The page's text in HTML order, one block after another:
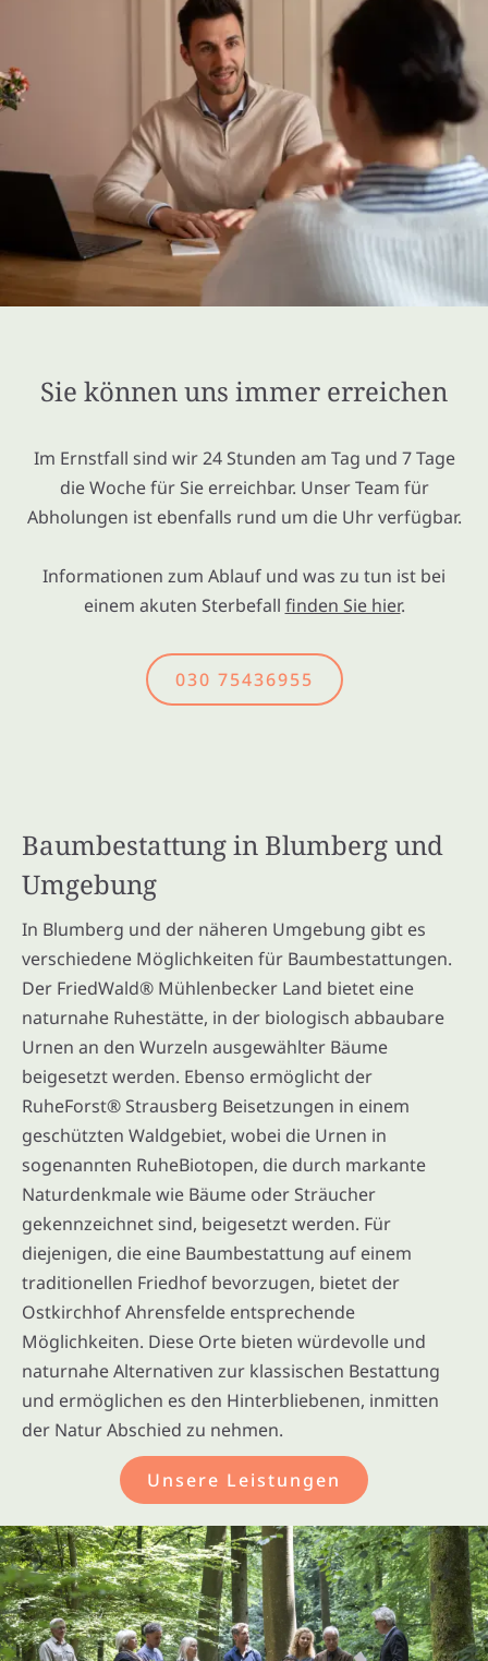
Sie können uns immer erreichen
Im Ernstfall sind wir 24 Stunden am Tag und 7 Tage
die Woche für Sie erreichbar. Unser Team für
Abholungen ist ebenfalls rund um die Uhr verfügbar.
Informationen zum Ablauf und was zu tun ist bei
einem akuten Sterbefall finden Sie hier.
030 75436955
Baumbestattung in Blumberg und
Umgebung
In Blumberg und der näheren Umgebung gibt es
verschiedene Möglichkeiten für Baumbestattungen.
Der FriedWald® Mühlenbecker Land bietet eine
naturnahe Ruhestätte, in der biologisch abbaubare
Urnen an den Wurzeln ausgewählter Bäume
beigesetzt werden. Ebenso ermöglicht der
RuheForst® Strausberg Beisetzungen in einem
geschützten Waldgebiet, wobei die Urnen in
sogenannten RuheBiotopen, die durch markante
Naturdenkmale wie Bäume oder Sträucher
gekennzeichnet sind, beigesetzt werden. Für
diejenigen, die eine Baumbestattung auf einem
traditionellen Friedhof bevorzugen, bietet der
Ostkirchhof Ahrensfelde entsprechende
Möglichkeiten. Diese Orte bieten würdevolle und
naturnahe Alternativen zur klassischen Bestattung
und ermöglichen es den Hinterbliebenen, inmitten
der Natur Abschied zu nehmen.
Unsere Leistungen